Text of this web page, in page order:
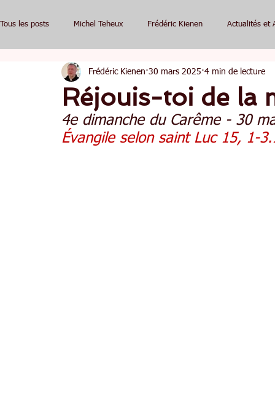
Tous les posts Michel Teheux Frédéric Kienen Actualités et
Réjouis-toi de la
Frédéric Kienen 30 mars 2025 4 min de lecture
4e dimanche du Carême - 30
Évangile selon saint Luc 15, 1-